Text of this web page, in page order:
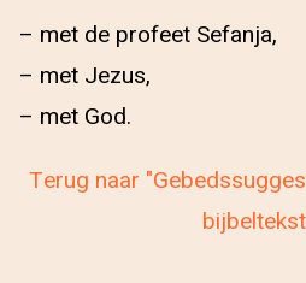
– met de profeet Sefanja,
– met Jezus,
– met God.
Terug naar